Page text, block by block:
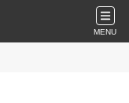
MENU